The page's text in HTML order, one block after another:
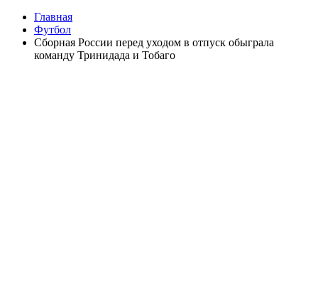
Главная
Футбол
Сборная России перед уходом в отпуск обыграла
команду Тринидада и Тобаго